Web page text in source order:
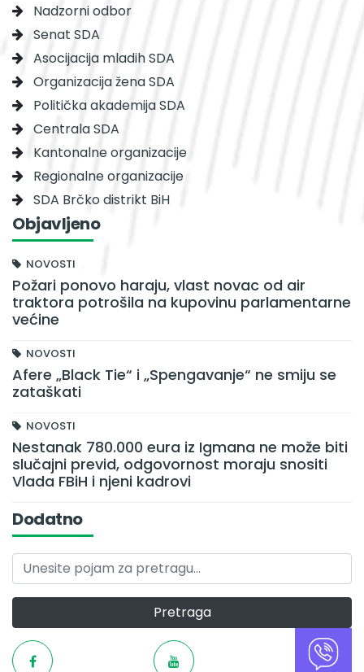
Nadzorni odbor
Senat SDA
Asocijacija mladih SDA
Organizacija žena SDA
Politička akademija SDA
Centrala SDA
Kantonalne organizacije
Regionalne organizacije
SDA Brčko distrikt BiH
Objavljeno
NOVOSTI
Požari ponovo haraju, vlast novac od air
traktora potrošila na kupovinu parlamentarne
većine
NOVOSTI
Afere „Black Tie“ i „Spengavanje“ ne smiju se
zataškati
NOVOSTI
Nestanak 780.000 eura iz Igmana ne može biti
slučajni previd, odgovornost moraju snositi
Vlada FBiH i njeni kadrovi
Dodatno
Pretraga